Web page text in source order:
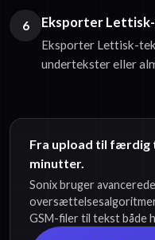
6 Eksporter
Eksporter Lettisk-
undertekster eller
Fra upload til færdig
minutter.
Sonix bruger
GSM-filer til tekst både